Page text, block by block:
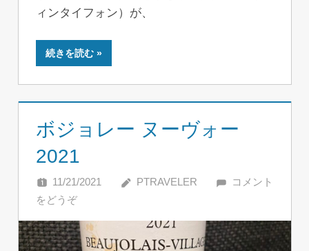
ィンタイフォン）が、
続きを読む
ボジョレー ヌーヴォー
2021
11/21/2021 PTRAVELER
コメント
をどうぞ